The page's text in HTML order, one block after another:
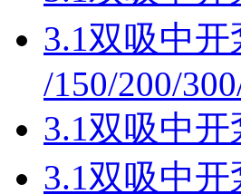
3.1双吸中开
/150/200/
3.1双吸中开
3.1双吸中开